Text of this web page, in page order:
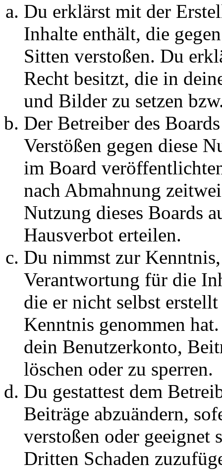
Du erklärst mit der
Inhalte enthält, die
Sitten verstoßen. Du
Recht besitzt, die in
und Bilder zu setzen
Der Betreiber des
Verstößen gegen diese
im Board
nach Abmahnung
Nutzung dieses Boards
Hausverbot erteilen.
Du nimmst zur
Verantwortung für die
die er nicht selbst
Kenntnis genommen
dein Benutzerkonto,
löschen oder zu sperren.
Du gestattest dem
Beiträge abzuändern,
verstoßen oder geeignet
Dritten Schaden